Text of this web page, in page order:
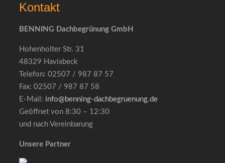
Kontakt
BENNING Dachbegrünung GmbH
Hohenholter Str. 31
48329 Havixbeck
Telefon: 02507 / 987 87 57
Fax: 02507 / 987 87 58
E-Mail: info@benning-dachbegruenung.de
Geöffnet von 8:30 – 12:30
und nach Vereinbarung
Unsere Partner